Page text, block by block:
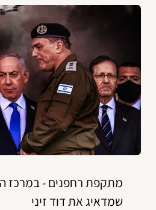
מתקפת רחפנים - במרכז
שמדאיג את דוד זיני